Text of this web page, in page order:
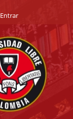
Entrar